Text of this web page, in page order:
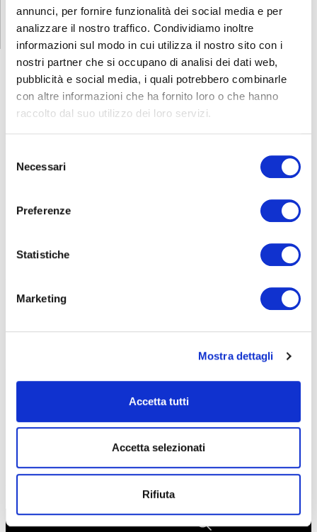
annunci, per fornire funzionalità dei social media e per
analizzare il nostro traffico. Condividiamo inoltre
informazioni sul modo in cui utilizza il nostro sito con i
nostri partner che si occupano di analisi dei dati web,
pubblicità e social media, i quali potrebbero combinarle
con altre informazioni che ha fornito loro o che hanno
raccolto dal suo utilizzo dei loro servizi.
delNecessari
Preferenze
Statistiche
Marketing
Mostra dettagli
Accetta tutti
Accetta selezionati
Rifiuta
FORMAZIONE
Seleziona e filtra per:
AZIENDE
SICUREZZA
Seleziona e filtra per:
CALENDARIOCORSI